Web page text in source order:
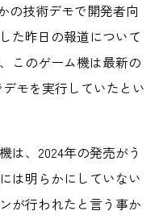
の技術デモで開発者向
た昨日の報道について
このゲーム機は最新の
デモを実行していたとい
は、2024年の発売がう
は明らかにしていない
が行われたと言う事か